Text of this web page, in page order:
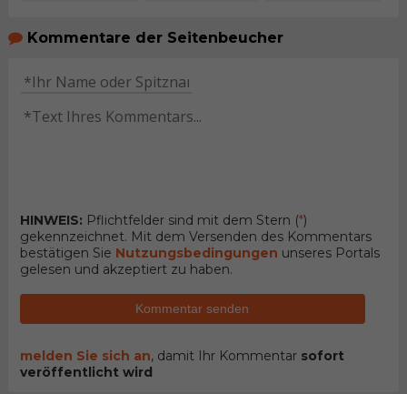
Kommentare der Seitenbeucher
HINWEIS: Pflichtfelder sind mit dem Stern (*)
gekennzeichnet. Mit dem Versenden des Kommentars
bestätigen Sie Nutzungsbedingungen unseres Portals
gelesen und akzeptiert zu haben.
Kommentar senden
melden Sie sich an, damit Ihr Kommentar sofort
veröffentlicht wird